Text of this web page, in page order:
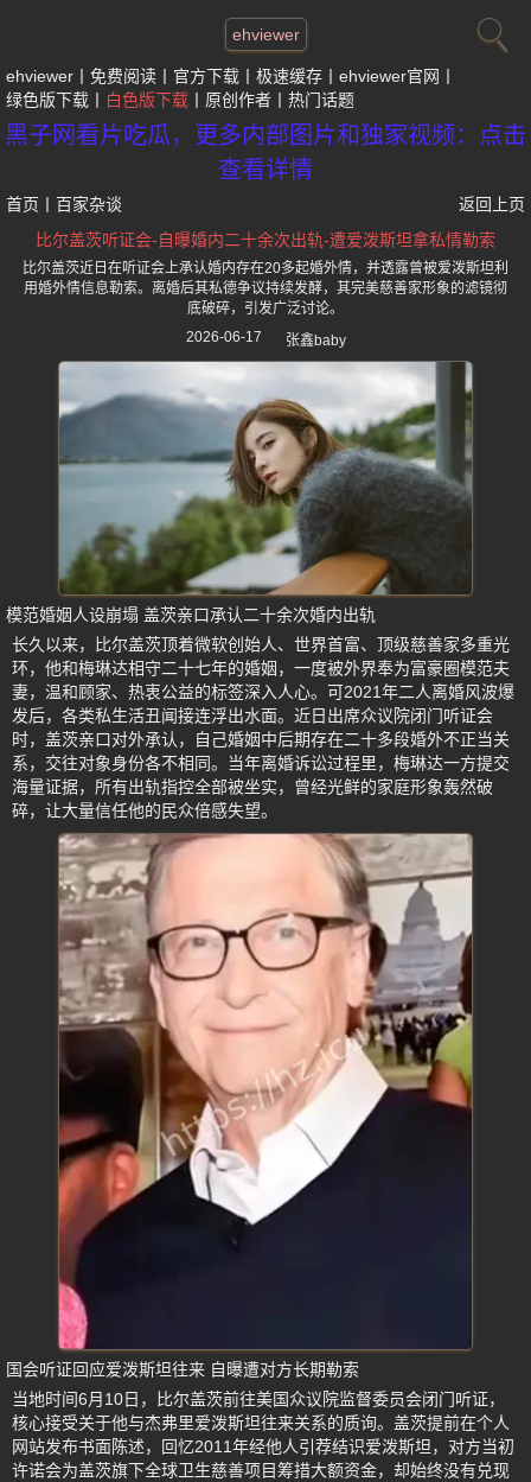
ehviewer
ehviewer 免费阅读 官方下载 极速缓存
ehviewer官网
绿色版下载
白色版下载 原创作者 热门话题
黑子网看片吃瓜，更多内部图片和独家视频：点击
查看详情
首页 百家杂谈
返回上页
比尔盖茨听证会-自曝婚内二十余次出轨-遭爱泼斯坦拿私情勒索
比尔盖茨近日在听证会上承认婚内存在20多起婚外情，并透露曾被爱泼斯坦利
用婚外情信息勒索。离婚后其私德争议持续发酵，其完美慈善家形象的滤镜彻
底破碎，引发广泛讨论。
2026-06-17
张鑫baby
模范婚姻人设崩塌 盖茨亲口承认二十余次婚内出轨
长久以来，比尔盖茨顶着微软创始人、世界首富、顶级慈善家多重光
环，他和梅琳达相守二十七年的婚姻，一度被外界奉为富豪圈模范夫
妻，温和顾家、热衷公益的标签深入人心。可2021年二人离婚风波爆
发后，各类私生活丑闻接连浮出水面。近日出席众议院闭门听证会
时，盖茨亲口对外承认，自己婚姻中后期存在二十多段婚外不正当关
系，交往对象身份各不相同。当年离婚诉讼过程里，梅琳达一方提交
海量证据，所有出轨指控全部被坐实，曾经光鲜的家庭形象轰然破
碎，让大量信任他的民众倍感失望。
国会听证回应爱泼斯坦往来 自曝遭对方长期勒索
当地时间6月10日，比尔盖茨前往美国众议院监督委员会闭门听证，
核心接受关于他与杰弗里爱泼斯坦往来关系的质询。盖茨提前在个人
网站发布书面陈述，回忆2011年经他人引荐结识爱泼斯坦，对方当初
许诺会为盖茨旗下全球卫生慈善项目筹措大额资金，却始终没有兑现